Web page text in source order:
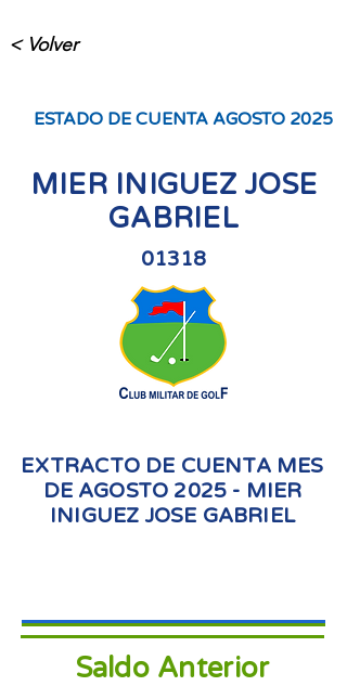
< Volver
ESTADO DE CUENTA AGOSTO 2025
MIER INIGUEZ JOSE
GABRIEL
01318
EXTRACTO DE CUENTA MES
DE AGOSTO 2025 - MIER
INIGUEZ JOSE GABRIEL
Saldo Anterior